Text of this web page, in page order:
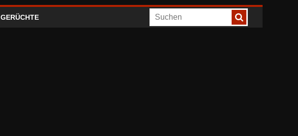
GERÜCHTE